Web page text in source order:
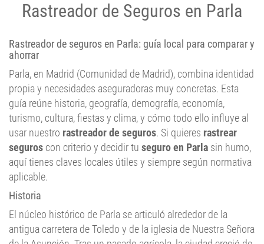
Rastreador de Seguros en Parla
Rastreador de seguros en Parla: guía local para comparar y
ahorrar
Parla, en Madrid (Comunidad de Madrid), combina identidad
propia y necesidades aseguradoras muy concretas. Esta
guía reúne historia, geografía, demografía, economía,
turismo, cultura, fiestas y clima, y cómo todo ello influye al
usar nuestro rastreador de seguros. Si quieres rastrear
seguros con criterio y decidir tu seguro en Parla sin humo,
aquí tienes claves locales útiles y siempre según normativa
aplicable.
Historia
El núcleo histórico de Parla se articuló alrededor de la
antigua carretera de Toledo y de la iglesia de Nuestra Señora